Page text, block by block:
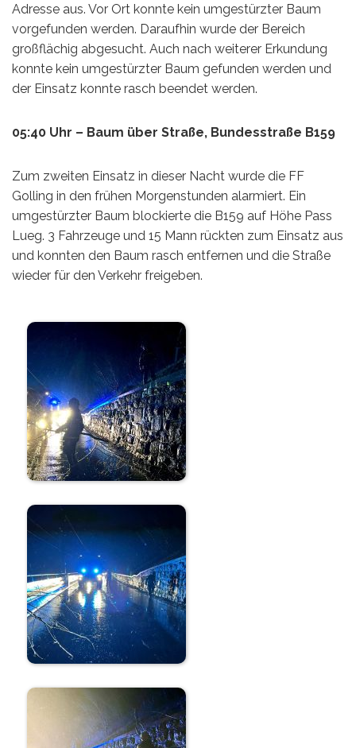
Adresse aus. Vor Ort konnte kein umgestürzter Baum
vorgefunden werden. Daraufhin wurde der Bereich
großflächig abgesucht. Auch nach weiterer Erkundung
konnte kein umgestürzter Baum gefunden werden und
der Einsatz konnte rasch beendet werden.
05:40 Uhr – Baum über Straße, Bundesstraße B159
Zum zweiten Einsatz in dieser Nacht wurde die FF
Golling in den frühen Morgenstunden alarmiert. Ein
umgestürzter Baum blockierte die B159 auf Höhe Pass
Lueg. 3 Fahrzeuge und 15 Mann rückten zum Einsatz aus
und konnten den Baum rasch entfernen und die Straße
wieder für den Verkehr freigeben.